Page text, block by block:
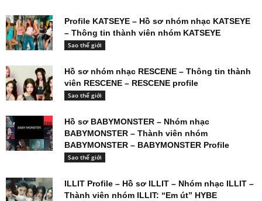
Profile KATSEYE – Hồ sơ nhóm nhạc KATSEYE
– Thông tin thành viên nhóm KATSEYE
Sao thế giới
Hồ sơ nhóm nhạc RESCENE – Thông tin thành
viên RESCENE – RESCENE profile
Sao thế giới
Hồ sơ BABYMONSTER – Nhóm nhạc
BABYMONSTER – Thành viên nhóm
BABYMONSTER – BABYMONSTER Profile
Sao thế giới
ILLIT Profile – Hồ sơ ILLIT – Nhóm nhạc ILLIT –
Thành viên nhóm ILLIT: “Em út” HYBE